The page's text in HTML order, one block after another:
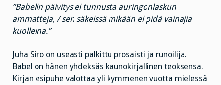
”Babelin päivitys ei tunnusta auringonlaskun
ammatteja, / sen säkeissä mikään ei pidä vainajia
kuolleina.”
Juha Siro on useasti palkittu prosaisti ja runoilija.
Babel on hänen yhdeksäs kaunokirjallinen teoksensa.
Kirjan esipuhe valottaa yli kymmenen vuotta mielessä